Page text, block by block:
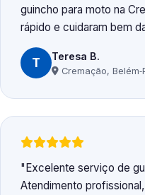
guincho para moto na
rápido e cuidaram bem
T Teresa B.
Cremação,
Excelente serviço de
Atendimento